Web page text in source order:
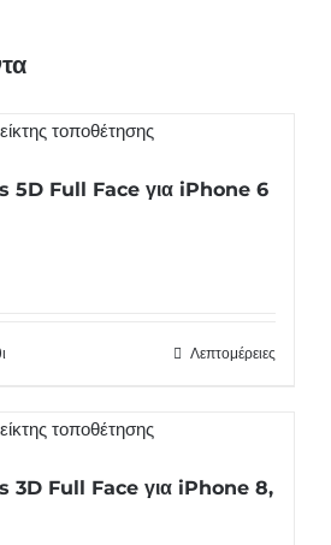
5D Full Face για iPhone 6
Λεπτομέρειες
3D Full Face για iPhone 8,